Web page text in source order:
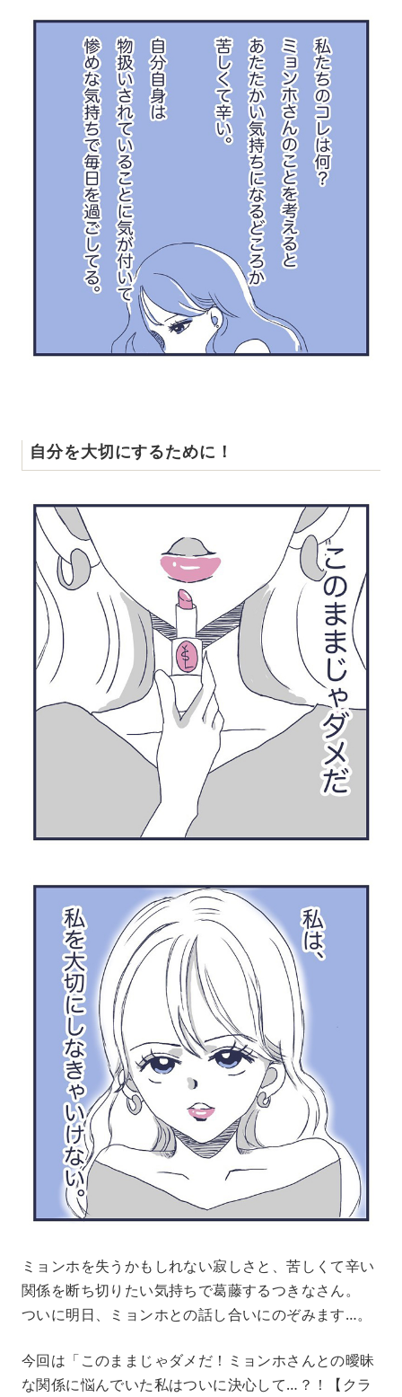
自分を大切にするために！
ミョンホを失うかもしれない寂しさと、苦しくて辛い
関係を断ち切りたい気持ちで葛藤するつきなさん。
ついに明日、ミョンホとの話し合いにのぞみます…。
今回は「このままじゃダメだ！ミョンホさんとの曖昧
な関係に悩んでいた私はついに決心して…？！【クラ